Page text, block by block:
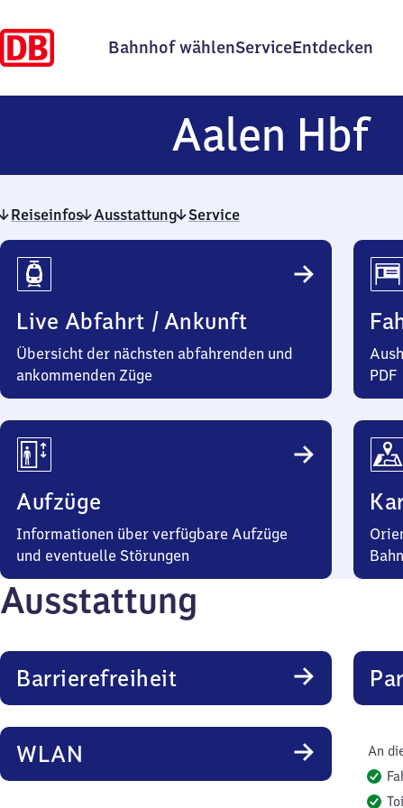
Bahnhof wählenServiceEntdecken
Aalen Hbf
Reiseinfos Ausstattung Service
Reiseinfos
Live Abfahrt / Ankunft
Übersicht der nächsten abfahrenden und
ankommenden Züge
PDF
Aufzüge
Informationen über verfügbare Aufzüge
und eventuelle Störungen
Ausstattung
Barrierefreiheit
WLAN
An